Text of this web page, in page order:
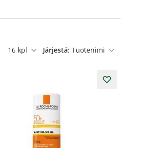
per sivu
Järjestä: